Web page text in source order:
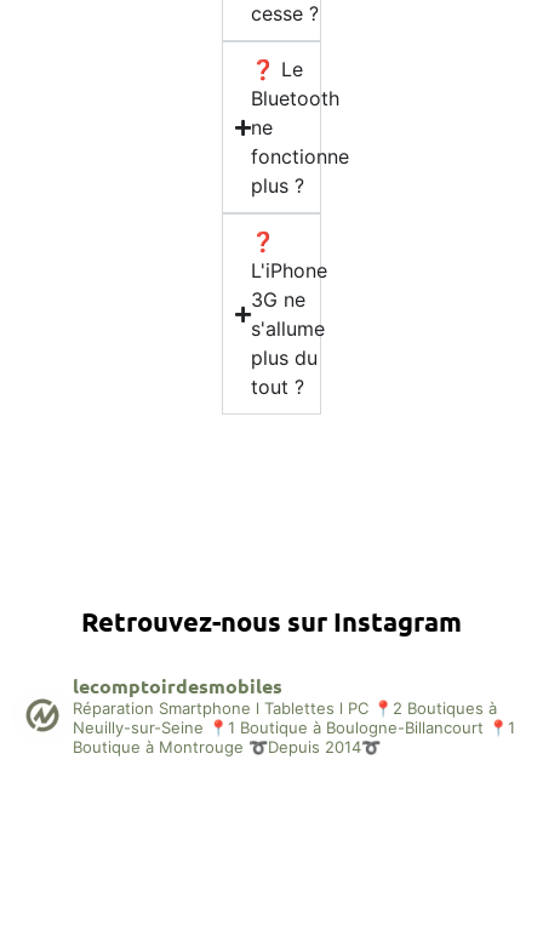
cesse ?
❓ Le
Bluetooth
ne
fonctionne
plus ?
❓
L'iPhone
3G ne
s'allume
plus du
tout ?
Retrouvez-nous sur Instagram
lecomptoirdesmobiles
Réparation Smartphone l Tablettes l PC 📍2 Boutiques à
Neuilly-sur-Seine 📍1 Boutique à Boulogne-Billancourt 📍1
Boutique à Montrouge ➰Depuis 2014➰